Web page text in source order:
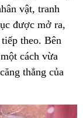
vật, tranh
được mở ra,
theo. Bên
cách vừa
thẳng của